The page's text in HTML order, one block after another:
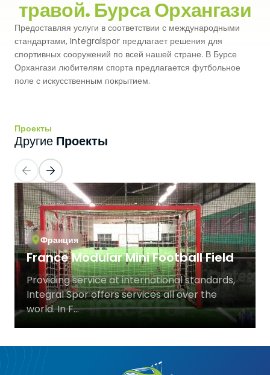
Легкоатлетические Дорожки
Падельные Корты
Падбол Корты
Корт для Пиклбола
Теннисные Корты
Сквош Корты
Стальные Трибуны
Баскетбольные Корты
Волейбольные Корты
Гандбольные Корты
Premium
Monoturf
PowerGrass
Без Заполнителя
Падел Турф
Теннисная Трава
Гольфовая Трава
Гибридная Трава
Натуральная Трава
Система Напылительного Покрытия
Полное ПУ покрытие
ПУ Покрытие
Спортивный ПВХ
Акриловое Покрытие
Модульное Резиновое Покрытие
СБР
Дренированный Шокпад
ПЭ Шокпад
травой. Бурса Орхангази
Предоставляя услуги в соответствии с международными
стандартами, Integralspor предлагает решения для
спортивных сооружений по всей нашей стране. В Бурсе
Орхангази любителям спорта предлагается футбольное
поле с искусственным покрытием.
Проекты
Другие Проекты
Франция
France Modular Mini Football Field
Providing service at international standards,
Integral Spor offers services all over the
world. In F...